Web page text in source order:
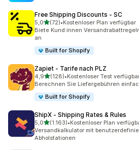
Free Shipping Discounts ‑ SC
5,0von 5 Sternen
(72)
72 Rezensionen insgesamt
•Kostenloser Plan verfügbar
Biete Kund:innen
an
Built for Shopify
Zapiet ‑ Tarife nach PLZ
4,9von 5 Sternen
(128)
128 Rezensionen insgesamt
•Kostenloser Test
Berechnen Sie Liefergebühren
Built for Shopify
ShipX ‑ Shipping Rates & Rules
5,0von 5 Sternen
(1.163)
1163 Rezensionen insgesamt
•Kostenloser Plan
Versandkalkulator mit
Abholstationen